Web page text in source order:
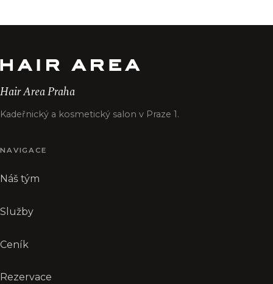
Hair Area Praha
Kadeřnický a kosmetický salon v Praze 1.
NAVIGACE
Náš tým
Služby
Ceník
Rezervace